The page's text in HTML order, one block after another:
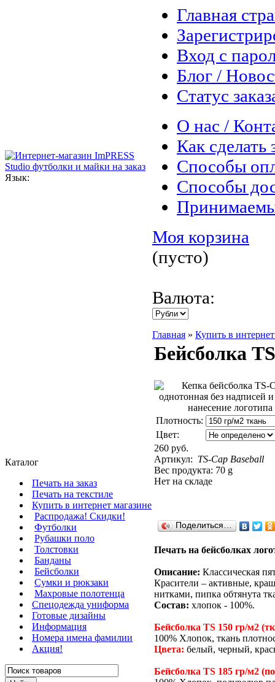
Язык:
Главная
Вход с
Блог /
Статус
О нас /
Как сделать
Способы
Способы
Моя корзина
(пусто)
Валюта:
Каталог
Печать на заказ
Печать на текстиле
Купить в интернет магазине
Распродажа! Скидки!
Футболки
Рубашки поло
Толстовки
Банданы
Бейсболки
Сумки и рюкзаки
Махровые полотенца
Cпецодежда униформа
Готовые дизайны
Информация
Номера имена фамилии
Акция!
Главная » Купить в
Бейсболка
Плотность:
Цвет:
260 руб.
Артикул: TS-Cap Baseball
Вес продукта: 70 g
Нет на складе
Поделиться…
Печать на бейсболках
Описание: Классическая
Красители – активные,
нитками, пипка обтянута
Состав: хлопок - 100%.
Бейсболка TS 150 гр/м2
100% Хлопок, ткань
Цвета: белый, черный,
Бейсболка TS 185 гр/м2